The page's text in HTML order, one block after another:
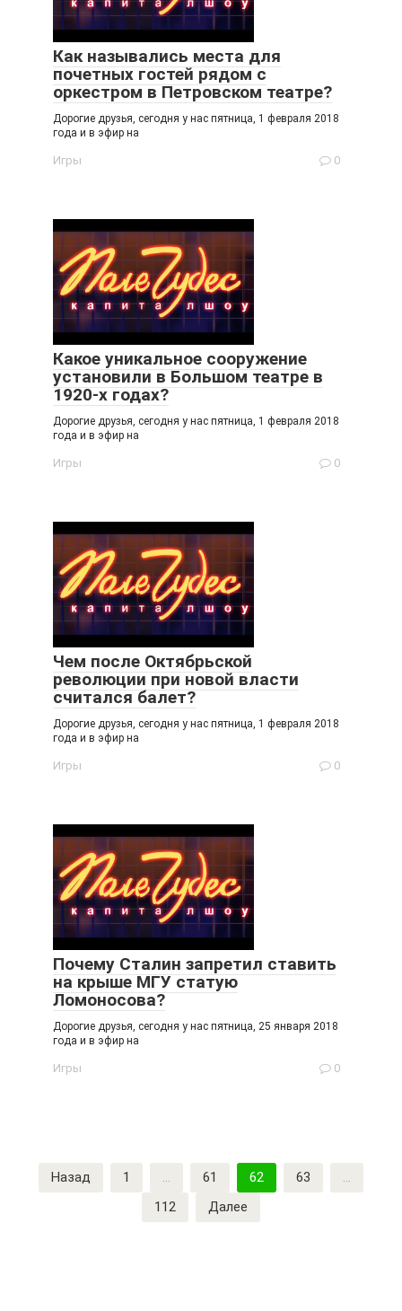
Как назывались места для
почетных гостей рядом с
оркестром в Петровском театре?
Дорогие друзья, сегодня у нас пятница, 1 февраля 2018
года и в эфир на
Игры 0
Какое уникальное сооружение
установили в Большом театре в
1920-х годах?
Дорогие друзья, сегодня у нас пятница, 1 февраля 2018
года и в эфир на
Игры 0
Чем после Октябрьской
революции при новой власти
считался балет?
Дорогие друзья, сегодня у нас пятница, 1 февраля 2018
года и в эфир на
Игры 0
Почему Сталин запретил ставить
на крыше МГУ статую
Ломоносова?
Дорогие друзья, сегодня у нас пятница, 25 января 2018
года и в эфир на
Игры 0
Пагинация
записей
Назад 1 … 61 62 63
…
112
Далее